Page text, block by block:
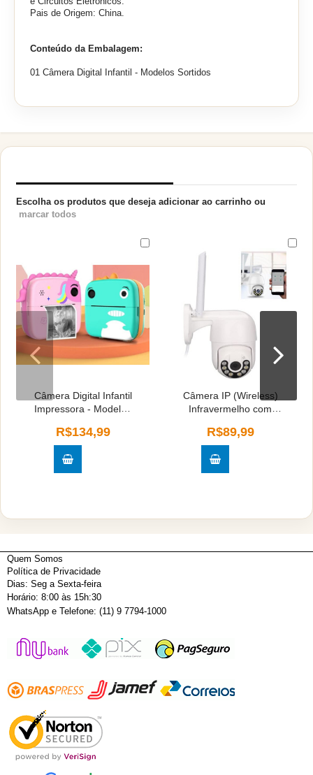
Pais de Origem: China.
Conteúdo da Embalagem:
01 Câmera Digital Infantil - Modelos Sortidos
Escolha os produtos que deseja adicionar ao carrinho ou
marcar todos
Câmera Digital Infantil
Impressora - Modelos
R$134,99
Câmera IP (Wireless)
Infravermelho com
R$89,99
Quem Somos
Política de Privacidade
Dias: Seg a Sexta-feira
Horário: 8:00 às 15h:30
WhatsApp e Telefone: (11) 9 7794-1000